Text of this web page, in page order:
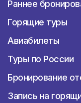
Раннее
Горящие туры
Авиабилеты
Туры по России
Бронирование
Запись на